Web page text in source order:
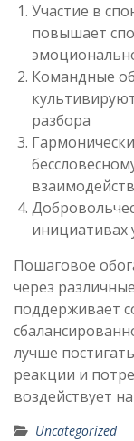
Участие в
повышает
Командные
разбора
инициативах
Пошаговое
через
поддерживает
лучше
реакции и
воздействует
Uncategorized